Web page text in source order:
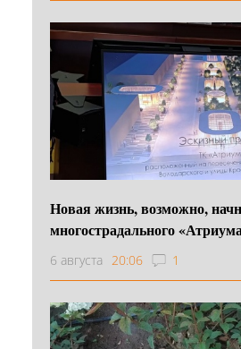
Новая жизнь, возможно,
многострадального
6 августа 20:06 1